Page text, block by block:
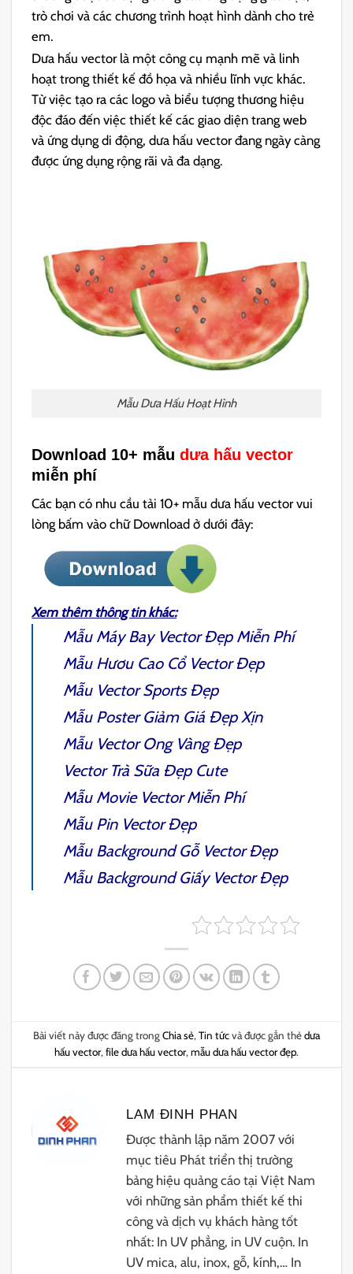
trò chơi và các chương trình hoạt hình dành cho trẻ
em.
Dưa hấu vector là một công cụ mạnh mẽ và linh
hoạt trong thiết kế đồ họa và nhiều lĩnh vực khác.
Từ việc tạo ra các logo và biểu tượng thương hiệu
độc đáo đến việc thiết kế các giao diện trang web
và ứng dụng di động, dưa hấu vector đang ngày càng
được ứng dụng rộng rãi và đa dạng.
Mẫu Dưa Hấu Hoạt Hình
Download 10+ mẫudưa hấu vector
miễn phí
Các bạn có nhu cầu tải 10+ mẫu dưa hấu vector vui
lòng bấm vào chữ Download ở dưới đây:
Xem thêm thông tin khác:
Mẫu Máy Bay VectorĐẹp Miễn Phí
Mẫu Hươu Cao Cổ VectorĐẹp
Mẫu Vector SportsĐẹp
Mẫu Poster Giảm GiáĐẹp Xịn
Mẫu Vector Ong VàngĐẹp
Vector Trà SữaĐẹp Cute
Mẫu Movie VectorMiễn Phí
Mẫu Pin VectorĐẹp
Mẫu Background GỗVector Đẹp
Mẫu Background GiấyVector Đẹp
Bài viết này được đăng trongChia sẻ, Tin tứcvà được gắn thẻdưa
hấu vector, file dưa hấu vector, mẫu dưa hấu vector đẹp.
LAM ĐINH PHAN
Được thành lập năm 2007 với
mục tiêu Phát triển thị trường
bảng hiệu quảng cáo tại Việt Nam
với những sản phẩm thiết kế thi
công và dịch vụ khách hàng tốt
nhất: In UV phẳng, in UV cuộn. In
UV mica, alu, inox, gỗ, kính,… In